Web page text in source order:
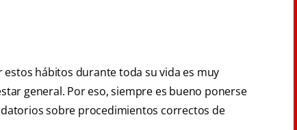
hábitos durante toda su vida es muy
general. Por eso, siempre es bueno ponerse
sobre procedimientos correctos de